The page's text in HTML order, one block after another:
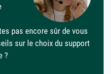
pas encore sûr de vous
sur le choix du support
?